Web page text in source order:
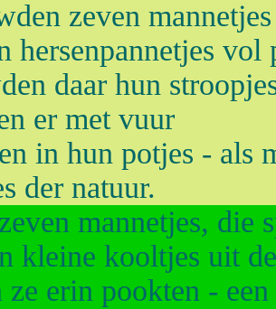
zeven
hersenpannetjes
daar hun
er met vuur
in hun potjes - als
der natuur.
mannetjes, die
kleine kooltjes uit
ze erin pookten -